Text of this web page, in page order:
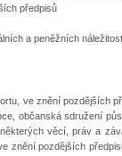
předpisů
a peněžních
ve znění pozdějších
občanská sdružení
věcí, práv a
znění pozdějších